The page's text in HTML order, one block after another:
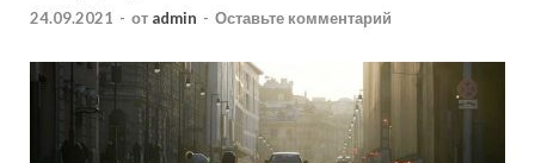
24.09.2021 - от admin - Оставьте комментарий